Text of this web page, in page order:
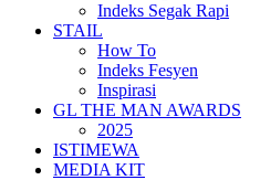
Indeks Segak Rapi
STAIL
How To
Indeks Fesyen
Inspirasi
GL THE MAN AWARDS
2025
ISTIMEWA
MEDIA KIT